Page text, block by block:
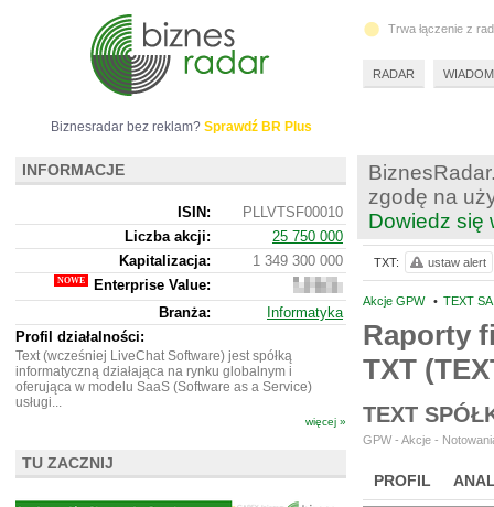
zgodę na
Dowiedz się
Akcje GPW • TEXT
Raporty
TXT
TEXT
GPW - Akcje -
PROFIL
TXT: ustaw alert
Biznesradar bez reklam? Sprawdź BR Plus
INFORMACJE
ISIN:
PLLVTSF00010
Liczba akcji:
25 750 000
Kapitalizacja:
1 349 300 000
Enterprise Value:
1
290
778
Branża:
Informatyka
Profil działalności:
Text (wcześniej LiveChat Software) jest spółką
informatyczną działająca na rynku globalnym i
oferująca w modelu SaaS (Software as a Service)
usługi...
więcej »
TU ZACZNIJ
Trwa łączenie z
RADAR